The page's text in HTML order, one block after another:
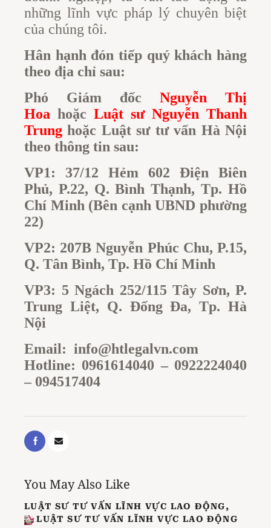
những lĩnh vực pháp lý chuyên biệt
của chúng tôi.
Hân hạnh đón tiếp quý khách hàng
theo địa chỉ sau:
Phó Giám đốc
Nguyễn Thị
Hoa hoặc Luật sư Nguyễn Thanh
Trung hoặc Luật sư tư vấn Hà Nội
theo thông tin sau:
VP1: 37/12 Hẻm 602 Điện Biên
Phủ, P.22, Q. Bình Thạnh, Tp. Hồ
Chí Minh (Bên cạnh UBND phường
22)
VP2: 207B Nguyễn Phúc Chu, P.15,
Q. Tân Bình, Tp. Hồ Chí Minh
VP3: 5 Ngách 252/115 Tây Sơn, P.
Trung Liệt, Q. Đống Đa, Tp. Hà
Nội
Email:info@htlegalvn.com
Hotline: 0961614040 – 0922224040
– 094517404
You May Also Like
LUẬT SƯ TƯ VẤN LĨNH VỰC LAO ĐỘNG,
LUẬT SƯ TƯ VẤN LĨNH VỰC LAO ĐỘNG